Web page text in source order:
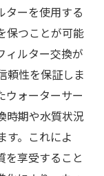
ターを使用する
保つことが可能
ィルター交換が
頼性を保証しま
ウォーターサー
時期や水質状況
す。これによ
を享受すること